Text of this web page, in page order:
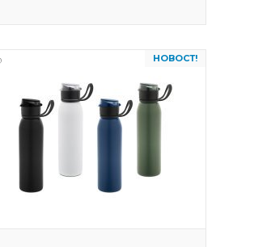
НОВОСТ!